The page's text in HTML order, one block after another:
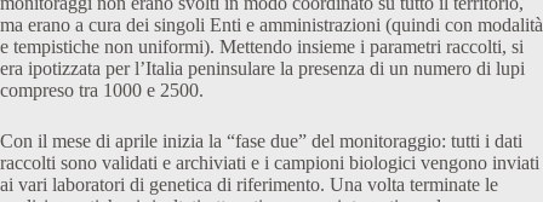
ma erano a cura dei singoli Enti e amministrazioni (quindi con modalità
e tempistiche non uniformi). Mettendo insieme i parametri raccolti, si
era ipotizzata per l’Italia peninsulare la presenza di un numero di lupi
compreso tra 1000 e 2500.
Con il mese di aprile inizia la “fase due” del monitoraggio: tutti i dati
raccolti sono validati e archiviati e i campioni biologici vengono inviati
ai vari laboratori di genetica di riferimento. Una volta terminate le